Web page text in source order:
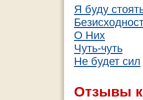
Я буду
О Них
Чуть-чуть
Не будет сил
Отзывы